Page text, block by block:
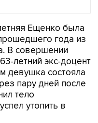
Ещенко была
года из
В совершении
летний экс-доцент
девушка состояла
пару дней после
тело
утопить в